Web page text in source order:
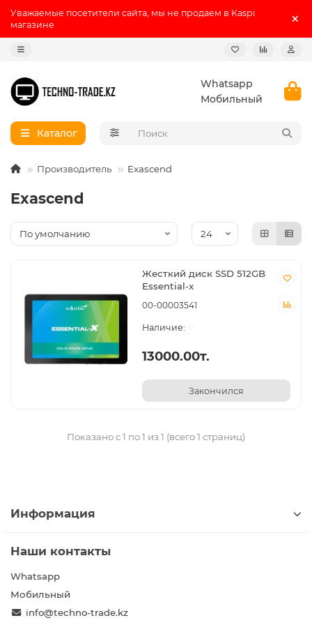
Уважаемые посетители сайта, мы не продаем в Kaspi
магазине
Whatsapp
Мобильный
Каталог
Производитель Exascend
Exascend
Жесткий диск SSD 512GB
Essential-x
00-00003541
13000.00т.
Закончился
Показано с 1 по 1 из 1 (всего 1 страниц)
Информация
Наши контакты
Whatsapp
Мобильный
info@techno-trade.kz